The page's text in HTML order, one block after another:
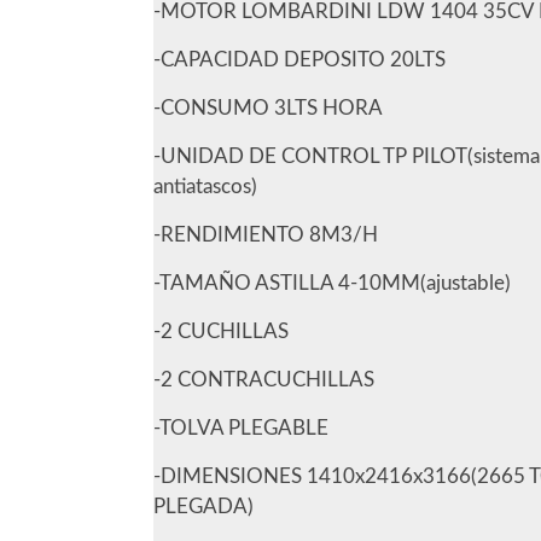
-MOTOR LOMBARDINI LDW 1404 35CV
-CAPACIDAD DEPOSITO 20LTS
-CONSUMO 3LTS HORA
-UNIDAD DE CONTROL TP PILOT(sistema
antiatascos)
-RENDIMIENTO 8M3/H
-TAMAÑO ASTILLA 4-10MM(ajustable)
-2 CUCHILLAS
-2 CONTRACUCHILLAS
-TOLVA PLEGABLE
-DIMENSIONES 1410x2416x3166(2665
PLEGADA)